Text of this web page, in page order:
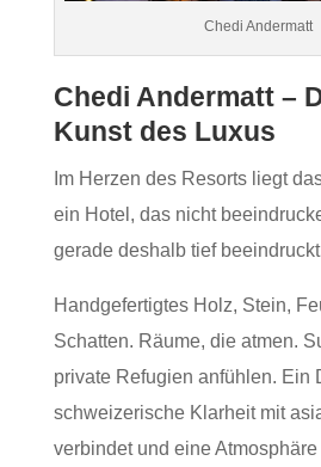
Chedi Andermatt
Chedi Andermatt –
Kunst des Luxus
Im Herzen des Resorts liegt
ein Hotel, das nicht
gerade deshalb tief
Handgefertigtes Holz, Stein,
Schatten. Räume, die atmen.
private Refugien anfühlen. Ein
schweizerische Klarheit mit
verbindet und eine